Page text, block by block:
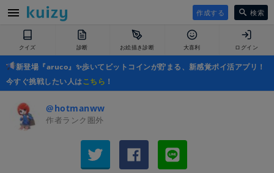
作成する 検索
クイズ 診断 お絵描き診断 大喜利 ログイン
新登場『aruco』✨歩いてビットコインが貯まる、新感覚ポイ活アプリ！
今すぐ挑戦したい人はこちら ！
@hotmanww
作者ランク圏外